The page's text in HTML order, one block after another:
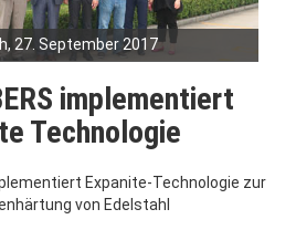
27. September 2017
implementiert
Technologie
Expanite-Technologie zur
von Edelstahl